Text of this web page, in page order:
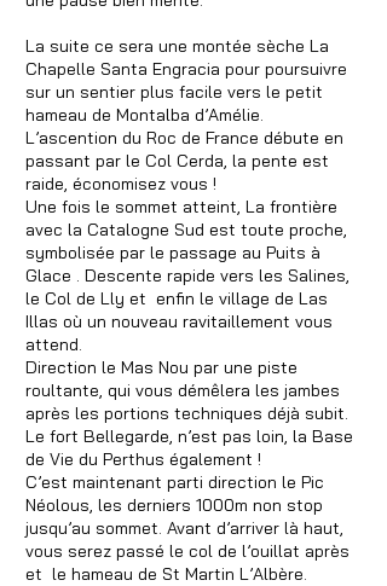
La suite ce sera une montée sèche La
Chapelle Santa Engracia pour poursuivre
sur un sentier plus facile vers le petit
hameau de Montalba d’Amélie.
L’ascention du Roc de France débute en
passant par le Col Cerda, la pente est
raide, économisez vous !
Une fois le sommet atteint, La frontière
avec la Catalogne Sud est toute proche,
symbolisée par le passage au Puits à
Glace . Descente rapide vers les Salines,
le Col de Lly et enfin le village de Las
Illas où un nouveau ravitaillement vous
attend.
Direction le Mas Nou par une piste
roultante, qui vous démêlera les jambes
après les portions techniques déjà subit.
Le fort Bellegarde, n’est pas loin, la Base
de Vie du Perthus également !
C’est maintenant parti direction le Pic
Néolous, les derniers 1000m non stop
jusqu’au sommet. Avant d’arriver là haut,
vous serez passé le col de l’ouillat après
et le hameau de St Martin L’Albère.